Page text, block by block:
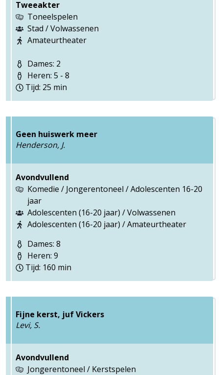
Tweeakter
Toneelspelen
Stad / Volwassenen
Amateurtheater
Dames: 2
Heren: 5 - 8
Tijd: 25 min
Geen huiswerk meer
Henderson, J.
Avondvullend
Komedie / Jongerentoneel / Adolescenten 16-20
jaar
Adolescenten (16-20 jaar) / Volwassenen
Adolescenten (16-20 jaar) / Amateurtheater
Dames: 8
Heren: 9
Tijd: 160 min
Fijne kerst, juf Vickers
Levi, S.
Avondvullend
Jongerentoneel / Kerstspelen